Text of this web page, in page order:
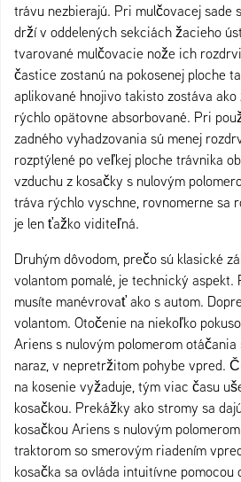
trávu nezbierajú. Pri mulčovacej sade
drží v oddelených sekciách žacieho
tvarované mulčovacie nože ich
častice zostanú na pokosenej ploche
aplikované hnojivo takisto zostáva
rýchlo opätovne absorbované. Pri
zadného vyhadzovania sú menej
rozptýlené po veľkej ploche trávnika
vzduchu z kosačky s nulovým
tráva rýchlo vyschne, rovnomerne sa
je len ťažko viditeľná.
Druhým dôvodom, prečo sú klasické
volantom pomalé, je technický aspekt.
musíte manévrovať ako s autom.
volantom. Otočenie na niekoľko
Ariens s nulovým polomerom
naraz, v nepretržitom pohybe vpred.
na kosenie vyžaduje, tým viac času
kosačkou. Prekážky ako stromy sa
kosačkou Ariens s nulovým
traktorom so smerovým riadením
kosačka sa ovláda intuitívne pomocou